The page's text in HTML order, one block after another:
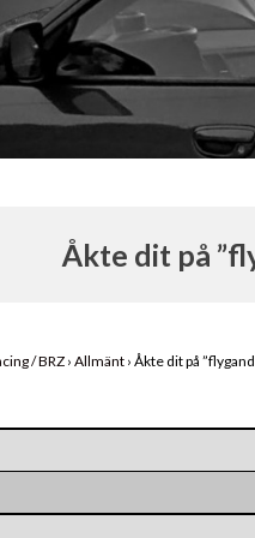
Åkte dit på
/ BRZ › Allmänt › Åkte dit på